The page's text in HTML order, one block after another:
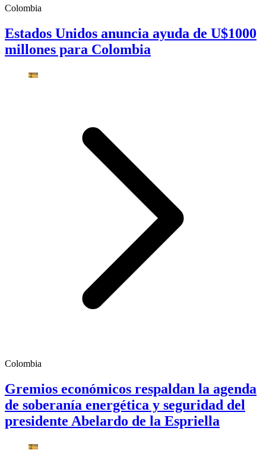
Colombia
Estados Unidos anuncia ayuda de U$1000
millones para Colombia
Colombia
Gremios económicos respaldan la agenda
de soberanía energética y seguridad del
presidente Abelardo de la Espriella